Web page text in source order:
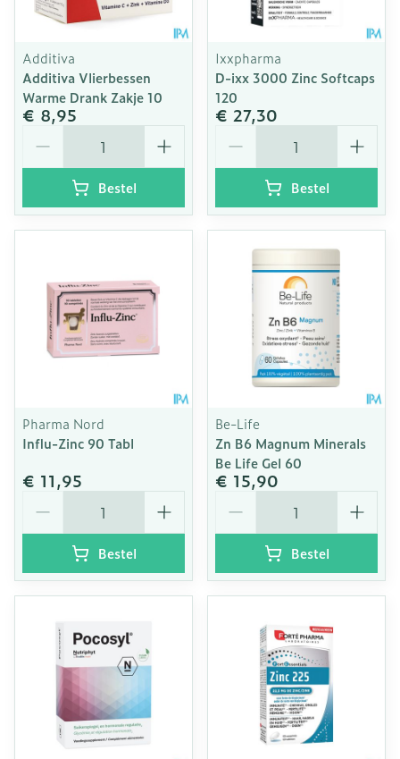
Additiva
Additiva Vlierbessen
Warme Drank Zakje 10
€ 8,95
Bestel
Ixxpharma
D-ixx 3000 Zinc Softcaps
120
€ 27,30
Bestel
Pharma Nord
Influ-Zinc 90 Tabl
€ 11,95
Bestel
Be-Life
Zn B6 Magnum Minerals
Be Life Gel 60
€ 15,90
Bestel